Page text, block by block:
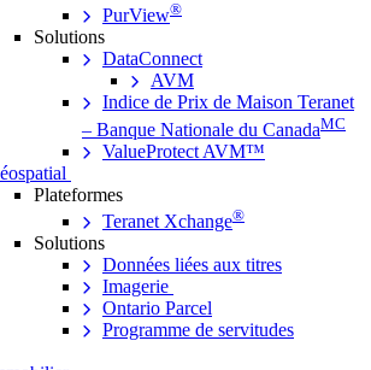
PurView®
Solutions
DataConnect
AVM
Indice de Prix de Maison Teranet
– Banque Nationale du CanadaMC
ValueProtect AVM™
Plateformes
Teranet Xchange®
Solutions
Données liées aux titres
Imagerie
Ontario Parcel
Programme de servitudes